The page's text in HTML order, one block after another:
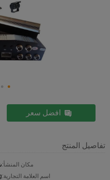
افضل سعر
تفاصيل المنتج
مكان المنشأ:
اسم العلامة التجارية: